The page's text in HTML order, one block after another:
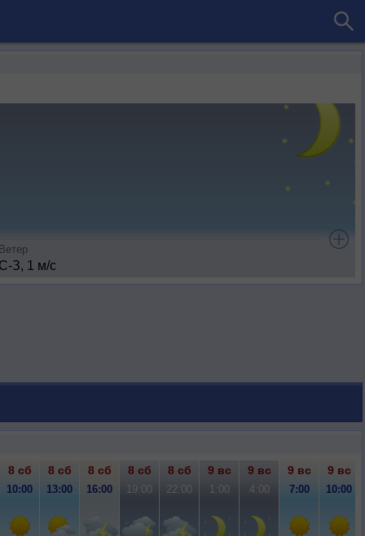
З, 1 м/с
8 сб 8 сб 8 сб 8 сб 8 сб 9 вс 9 вс 9 вс 9 вс
10:00 13:00 16:00 19:00 22:00 1:00 4:00 7:00 10:00